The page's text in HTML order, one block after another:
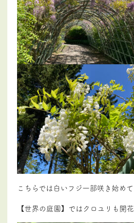
こちらでは白いフジ一部咲き始めて
【世界の庭園】ではクロユリも開花